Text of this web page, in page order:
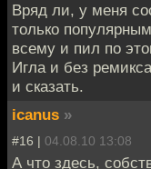
Вряд ли, у меня
только
всему и пил по
Игла и без
и сказать.
icanus »
#16 | 04.08.10 13:08
А что здесь,